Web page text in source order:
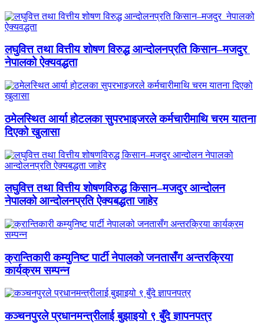
लघुवित्त तथा वित्तीय शोषण विरुद्ध आन्दोलनप्रति किसान–मजदुर
नेपालको ऐक्यवद्धता
ठमेलस्थित आर्या होटलका सुपरभाइजरले कर्मचारीमाथि चरम यातना
दिएको खुलासा
लघुवित्त तथा वित्तीय शोषणविरुद्ध किसान–मजदुर आन्दोलन
नेपालको आन्दोलनप्रति ऐक्यबद्धता जाहेर
क्रान्तिकारी कम्युनिष्ट पार्टी नेपालको जनतासँग अन्तरक्रिया
कार्यक्रम सम्पन्न
कञ्चनपुरले प्रधानमन्त्रीलाई बुझाइयो ९ बुँदे ज्ञापनपत्र